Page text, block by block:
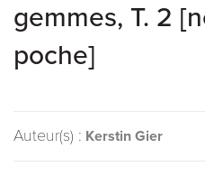
gemmes, T. 2
poche]
Auteur(s) : Kerstin Gier